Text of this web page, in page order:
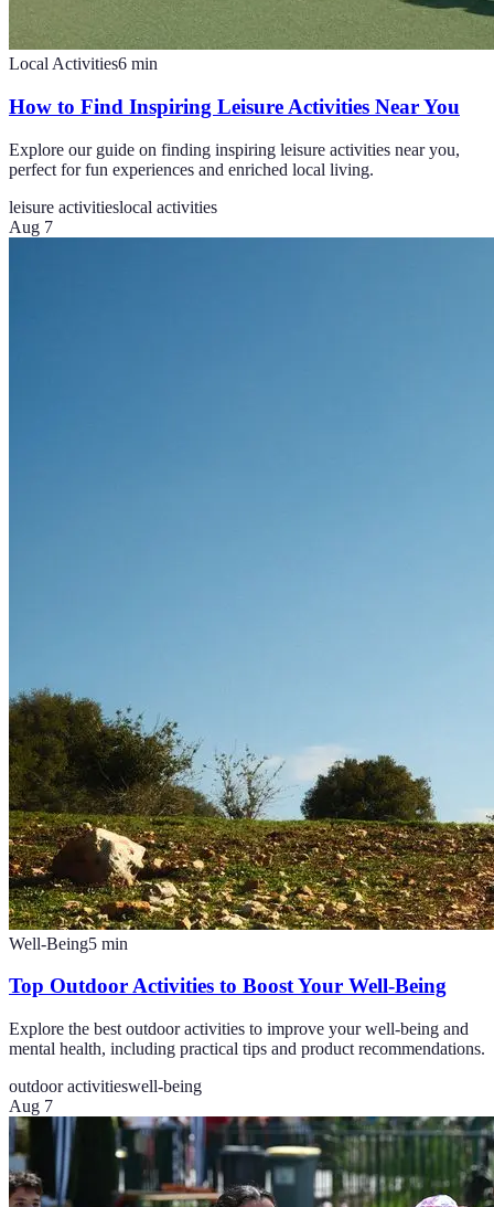
Local Activities6 min
How to Find Inspiring Leisure Activities Near You
Explore our guide on finding inspiring leisure activities near you,
perfect for fun experiences and enriched local living.
leisure activitieslocal activities
Aug 7
Well-Being5 min
Top Outdoor Activities to Boost Your Well-Being
Explore the best outdoor activities to improve your well-being and
mental health, including practical tips and product recommendations.
outdoor activitieswell-being
Aug 7